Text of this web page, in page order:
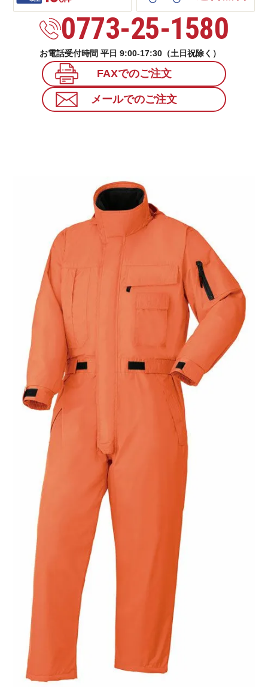
0773-25-1580
お電話受付時間 平日 9:00-17:30（土日祝除く）
FAXでのご注文
メールでのご注文